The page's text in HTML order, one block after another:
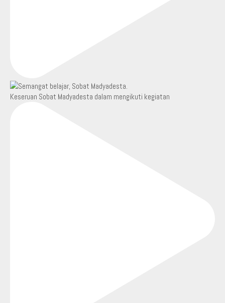
Keseruan Sobat Madyadesta dalam mengikuti kegiatan